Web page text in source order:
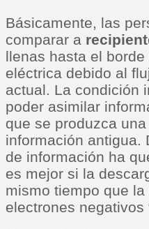
Básicamente, las
comparar a
llenas hasta el
eléctrica debido al
actual. La condición
poder asimilar
que se produzca
información antigua.
de información ha
es mejor si la
mismo tiempo que la
electrones negativos